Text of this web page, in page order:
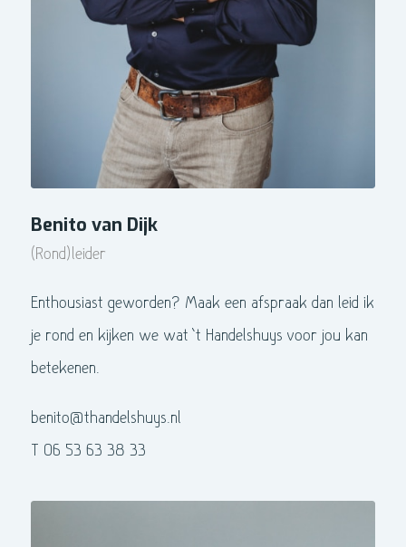
Benito van Dijk
(Rond)leider
Enthousiast geworden? Maak een afspraak dan leid ik
je rond en kijken we wat ’t Handelshuys voor jou kan
betekenen.
benito@thandelshuys.nl
T 06 53 63 38 33